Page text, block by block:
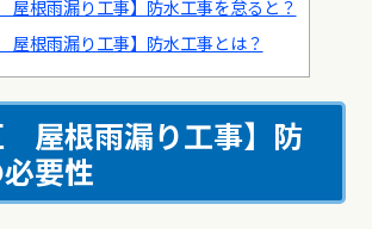
屋根雨漏り工事】防水工事を怠ると？
屋根雨漏り工事】防水工事とは？
屋根雨漏り工事】 防
要性